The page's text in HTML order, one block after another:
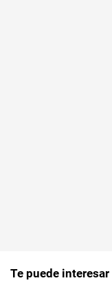
Te puede interesar